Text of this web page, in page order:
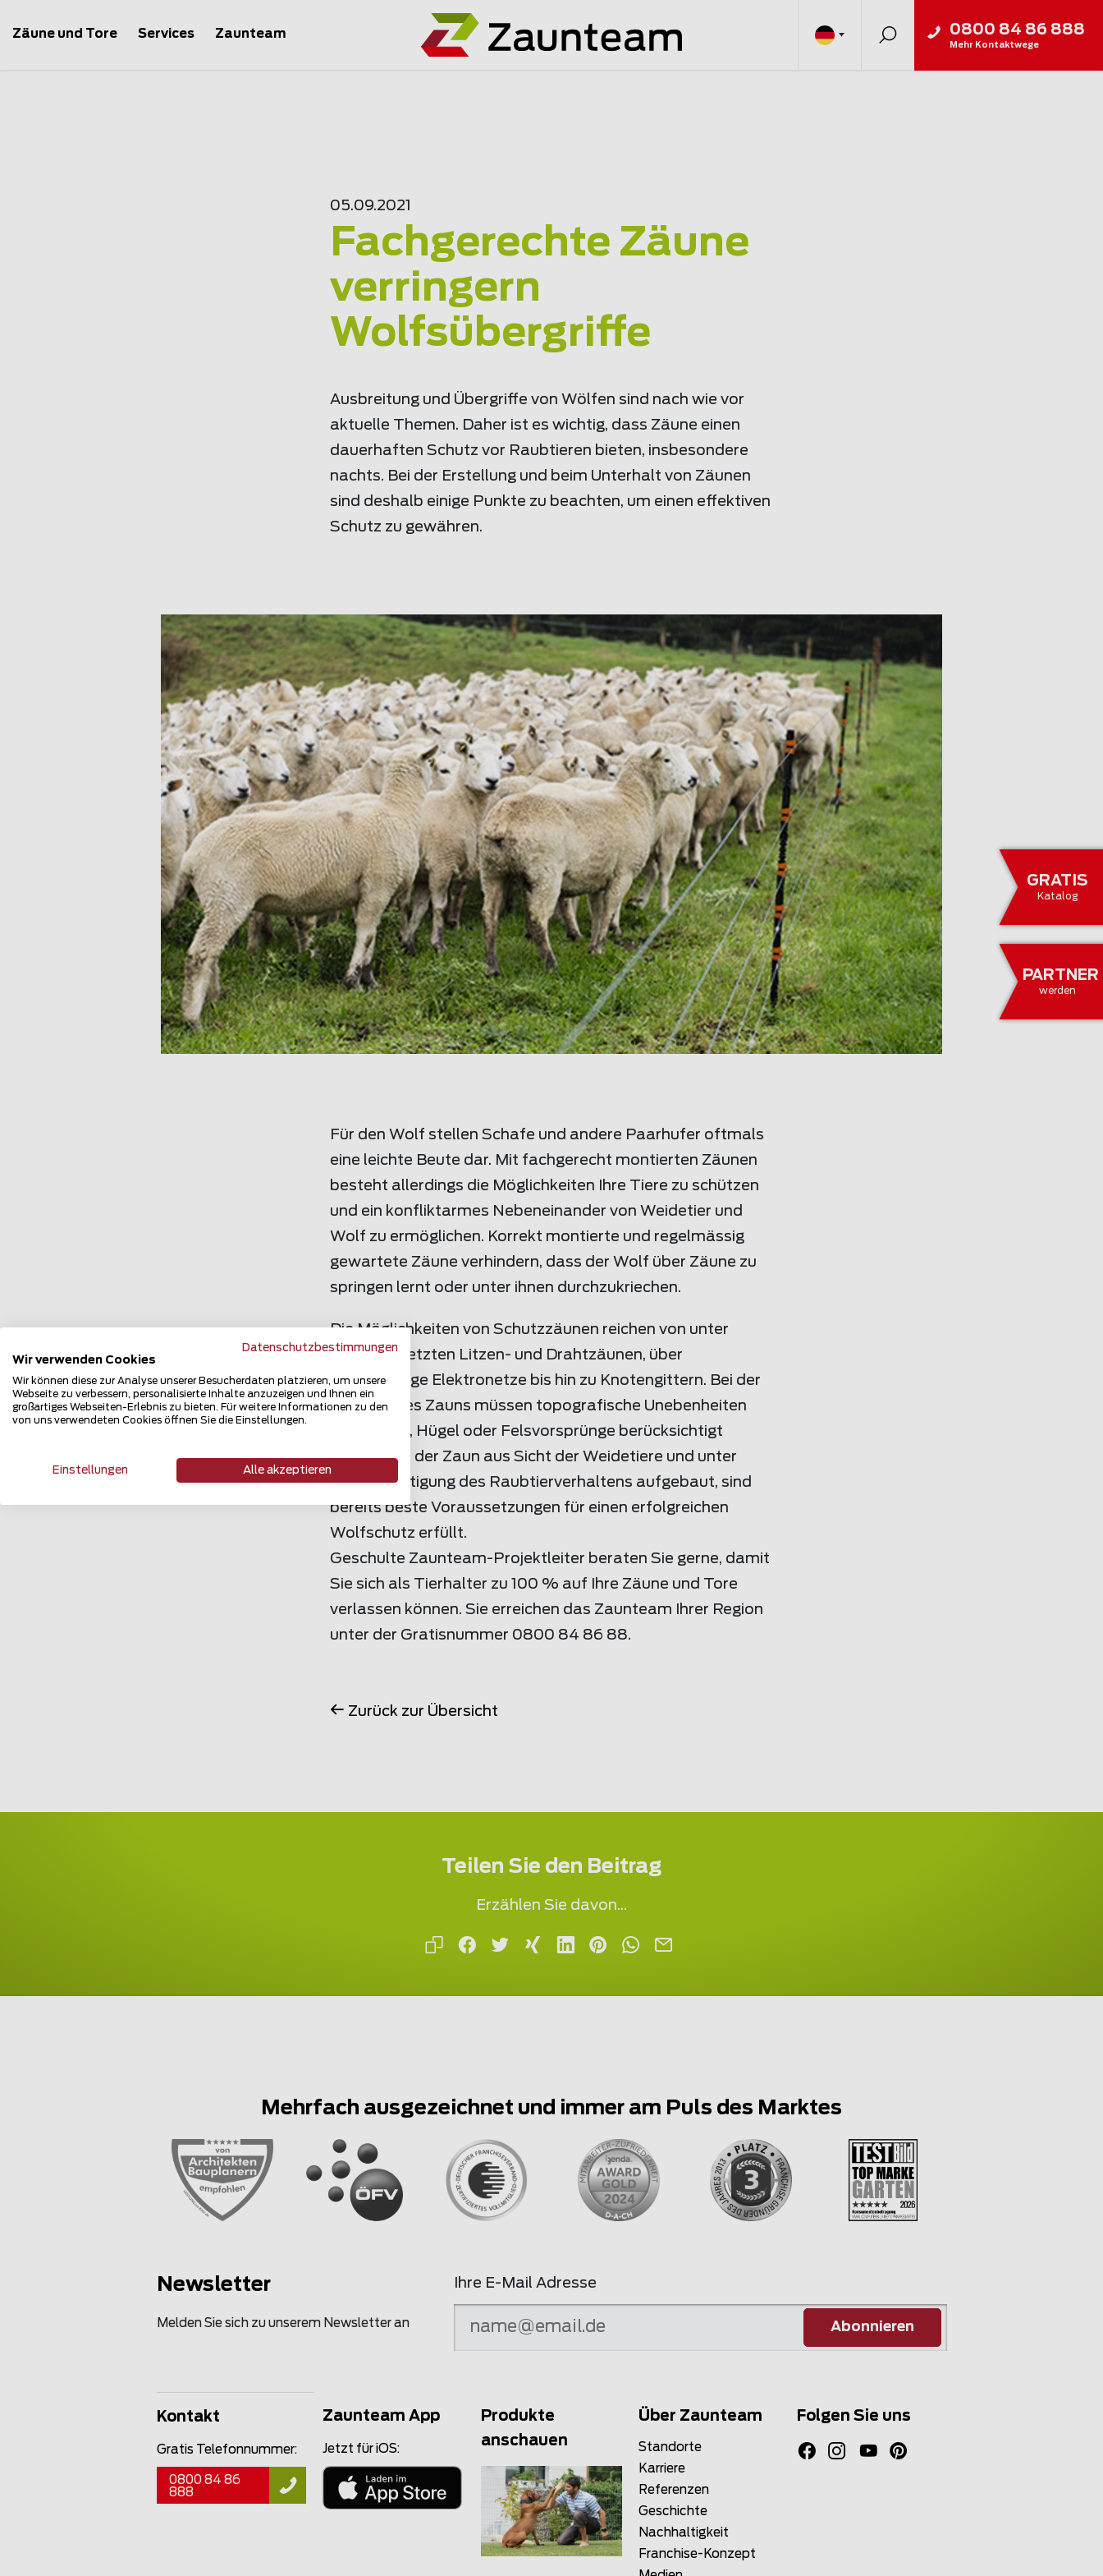
GRATIS
Katalog
PARTNER
werden
Zäune und Tore Services Zaunteam 0800 84 86 888
Mehr Kontaktwege
05.09.2021
Fachgerechte Zäune
verringern
Wolfsübergriffe
Ausbreitung und Übergriffe von Wölfen sind nach wie vor
aktuelle Themen. Daher ist es wichtig, dass Zäune einen
dauerhaften Schutz vor Raubtieren bieten, insbesondere
nachts. Bei der Erstellung und beim Unterhalt von Zäunen
sind deshalb einige Punkte zu beachten, um einen effektiven
Schutz zu gewähren.
Für den Wolf stellen Schafe und andere Paarhufer oftmals
eine leichte Beute dar. Mit fachgerecht montierten Zäunen
besteht allerdings die Möglichkeiten Ihre Tiere zu schützen
und ein konfliktarmes Nebeneinander von Weidetier und
Wolf zu ermöglichen. Korrekt montierte und regelmässig
gewartete Zäune verhindern, dass der Wolf über Zäune zu
springen lernt oder unter ihnen durchzukriechen.
Die Möglichkeiten von Schutzzäunen reichen von unter
Strom gesetzten Litzen- und Drahtzäunen, über
engmaschige Elektronetze bis hin zu Knotengittern. Bei der
Planung des Zauns müssen topografische Unebenheiten
wie Löcher, Hügel oder Felsvorsprünge berücksichtigt
werden. Ist der Zaun aus Sicht der Weidetiere und unter
Berücksichtigung des Raubtierverhaltens aufgebaut, sind
bereits beste Voraussetzungen für einen erfolgreichen
Wolfschutz erfüllt.
Geschulte Zaunteam-Projektleiter beraten Sie gerne, damit
Sie sich als Tierhalter zu 100 % auf Ihre Zäune und Tore
verlassen können. Sie erreichen das Zaunteam Ihrer Region
unter der Gratisnummer 0800 84 86 88.
Zurück zur Übersicht
Teilen Sie den Beitrag
Erzählen Sie davon...
Mehrfach ausgezeichnet und immer am Puls des Marktes
Newsletter
Melden Sie sich zu unserem Newsletter an
Ihre E-Mail Adresse
Abonnieren
Kontakt
Gratis Telefonnummer:
0800 84 86
888
Zaunteam App
Jetzt für iOS:
Produkte
anschauen
Über Zaunteam
Standorte
Karriere
Referenzen
Geschichte
Nachhaltigkeit
Franchise-Konzept
Folgen Sie uns
Datenschutzbestimmungen
Wir verwenden Cookies
Wir können diese zur Analyse unserer Besucherdaten platzieren, um unsere
Webseite zu verbessern, personalisierte Inhalte anzuzeigen und Ihnen ein
großartiges Webseiten-Erlebnis zu bieten. Für weitere Informationen zu den
von uns verwendeten Cookies öffnen Sie die Einstellungen.
Einstellungen Alle akzeptieren